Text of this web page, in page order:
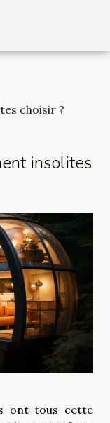
choisir ?
insolites
ont tous cette